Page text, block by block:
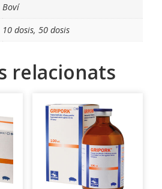
Boví
10 dosis, 50 dosis
relacionats